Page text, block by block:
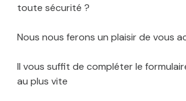
toute sécurité ?
Nous nous ferons un plaisir de vous
Il vous suffit de compléter le
au plus vite